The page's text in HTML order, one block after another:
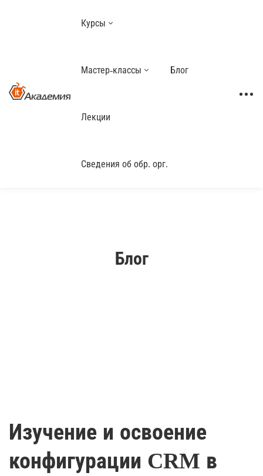
Курсы
Мастер-классы Блог
Лекции
Сведения об обр. орг.
Блог
Изучение и освоение
конфигурации CRM в